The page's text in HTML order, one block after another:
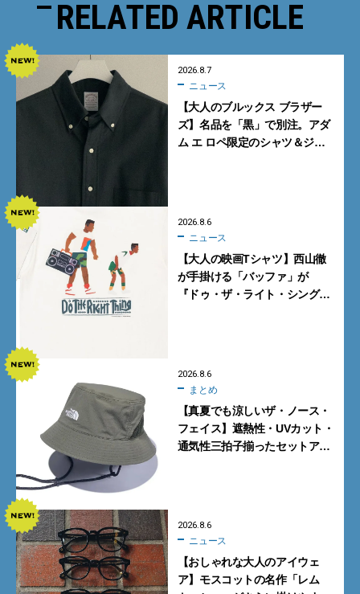
RELATED ARTICLE
2026.8.7
ニュース
【大人のブルックス ブラザー
ズ】名品を「黒」で別注。アダ
ム エ ロペ限定のシャツ＆ジャ
2026.8.6
ニュース
【大人の映画Tシャツ】西山徹
が手掛ける「バッファ」が
『ドゥ・ザ・ライト・シング』
2026.8.6
まとめ
【真夏でも涼しいザ・ノース・
フェイス】遮熱性・UVカット・
通気性三拍子揃ったセットアッ
2026.8.6
ニュース
【おしゃれな大人のアイウェ
ア】モスコットの名作「レム